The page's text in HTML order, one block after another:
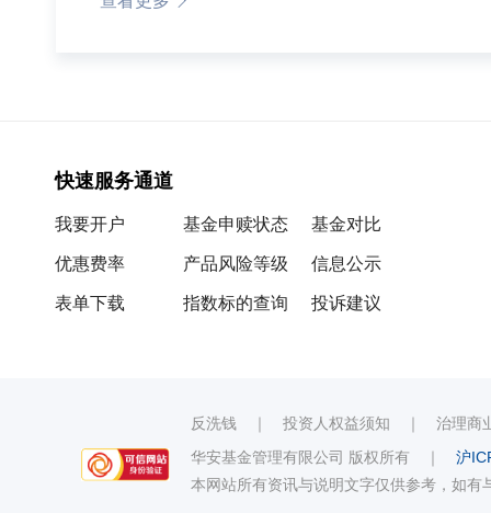
快速服务通道
我要开户
优惠费率
表单下载
基金申赎状态
产品风险等级
指数标的查询
基金对比
信息公示
投诉建议
反洗钱 ｜ 投资人权益须知 ｜ 治理商
华安基金管理有限公司 版权所有 ｜ 沪
本网站所有资讯与说明文字仅供参考，如